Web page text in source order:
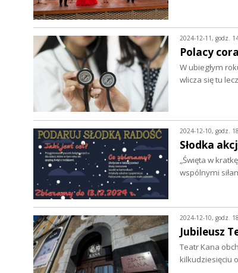
2024-12-11, godz.
Polacy
W ubiegłym
wlicza się tu
2024-12-10, godz.
Słodka
„Święta w
wspólnymi
2024-12-10, godz.
Jubileusz
Teatr Kana
kilkudziesięciu